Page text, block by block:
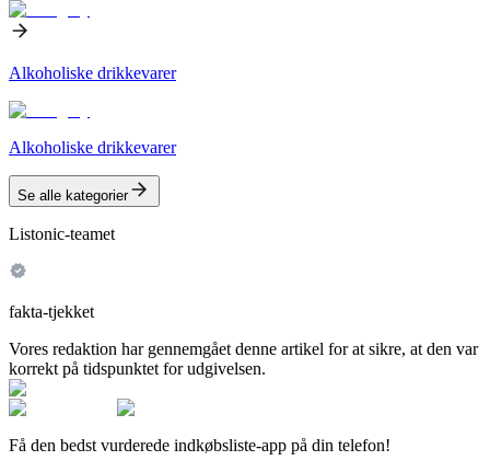
Alkoholiske drikkevarer
Alkoholiske drikkevarer
Se alle kategorier
Listonic-teamet
fakta-tjekket
Vores redaktion har gennemgået denne artikel for at sikre, at den var
korrekt på tidspunktet for udgivelsen.
Få den bedst vurderede indkøbsliste-app på din telefon!